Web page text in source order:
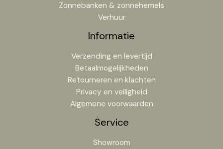
Zonnebanken & zonnehemels
Verhuur
Informatie
Verzending en levertijd
Betaalmogelijkheden
Retourneren en klachten
Privacy en veiligheid
Algemene voorwaarden
Service
Showroom